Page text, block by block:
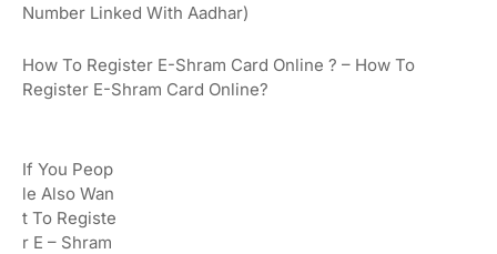
Number Linked With Aadhar)
How To Register E-Shram Card Online ? – How To
Register E-Shram Card Online?
If You Peop
Le Also Wan
T To Registe
R E – Shram